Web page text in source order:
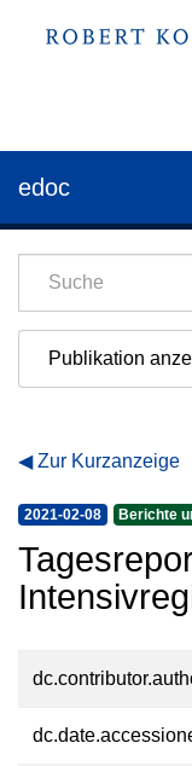
edoc
Publikation
Zur Kurzanzeige
2021-02-08 Berichte